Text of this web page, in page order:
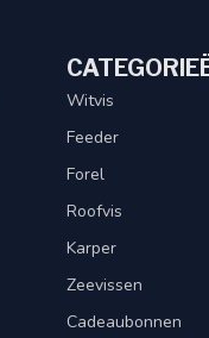
Witvis
Feeder
Forel
Roofvis
Karper
Zeevissen
Cadeaubonnen